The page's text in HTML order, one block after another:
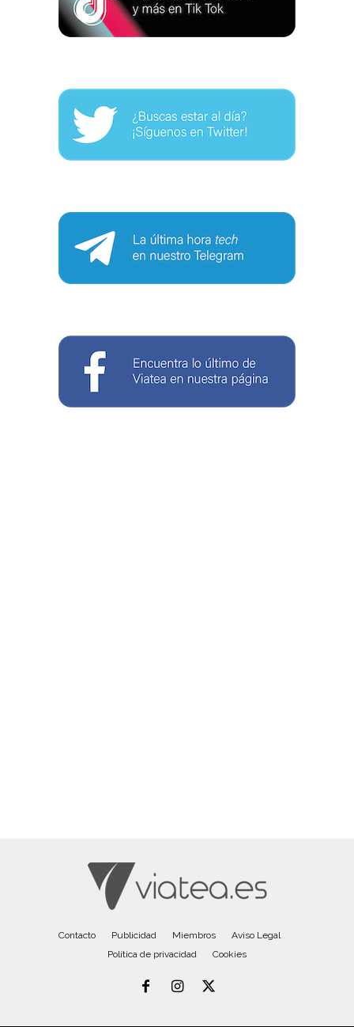
Contacto Publicidad Miembros
Aviso Legal
Política de privacidad
Cookies